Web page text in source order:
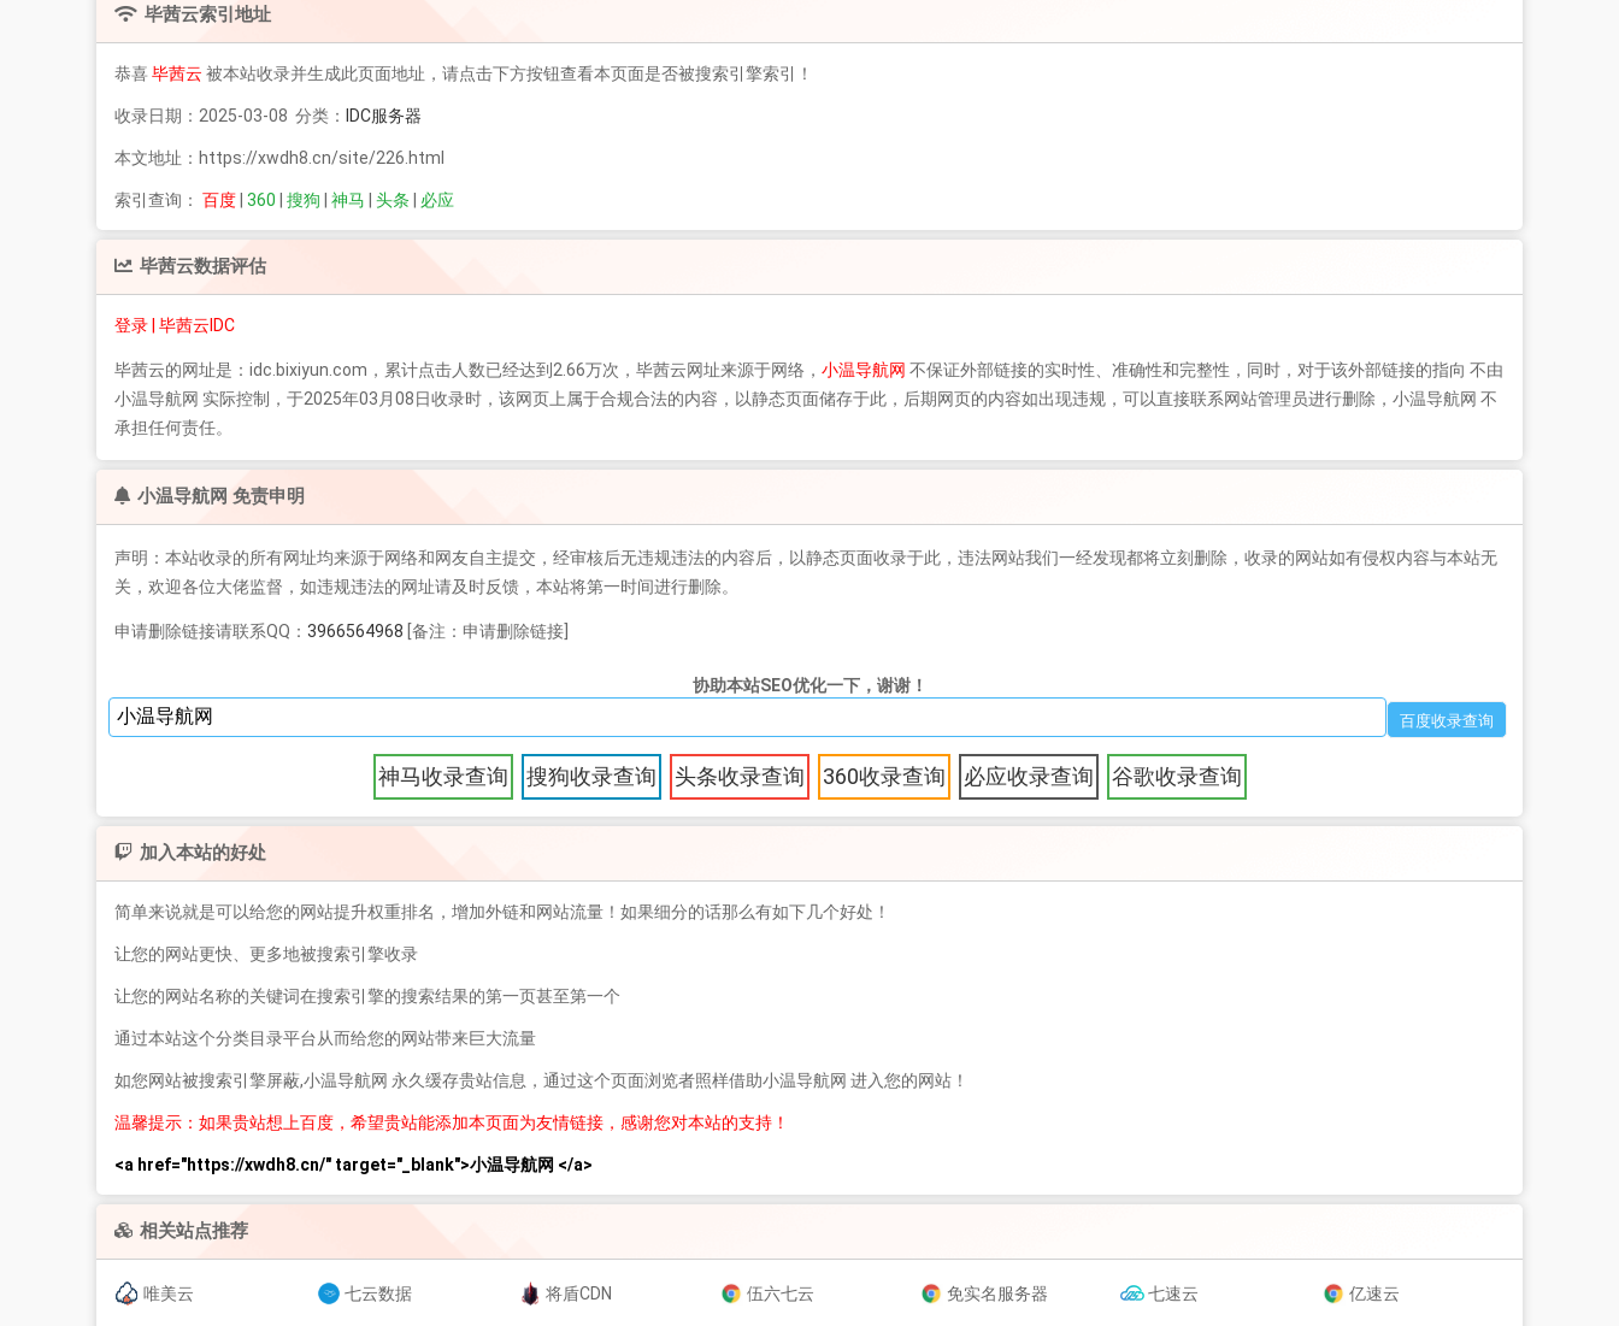
毕茜云索引地址
恭喜毕茜云 被本站收录并生成此页面地址，请点击下方按钮查看本页面是否被搜索引擎索引！
收录日期：2025-03-08 分类： IDC服务器
本文地址：https://xwdh8.cn/site/226.html
索引查询： 百度 360 搜狗 神马 头条 必应
毕茜云数据评估
登录 | 毕茜云IDC
毕茜云的网址是：idc.bixiyun.com，累计点击人数已经达到2.66万次， 毕茜云网址来源于网络， 小温导航网 不保证外部链接的实时性、准确性和完整性，同时，对于该外部链接的指向 不由
小温导航网 实际控制，于2025年03月08日收录时，该网页上属于合规合法的内容，以静态页面储存于此，后期网页的内容如出现违规，可以直接联系网站管理员进行删除，小温导航网 不
承担任何责任。
小温导航网 免责申明
声明：本站收录的所有网址均来源于网络和网友自主提交，经审核后无违规违法的内容后，以静态页面收录于此，违法网站我们一经发现都将立刻删除，收录的网站如有侵权内容与本站无
关，欢迎各位大佬监督，如违规违法的网址请及时反馈，本站将第一时间进行删除。
申请删除链接请联系QQ： 3966564968 [备注：申请删除链接]
协助本站SEO优化一下，谢谢！
神马收录查询 搜狗收录查询 头条收录查询 360收录查询 必应收录查询 谷歌收录查询
加入本站的好处
简单来说就是可以给您的网站提升权重排名，增加外链和网站流量！如果细分的话那么有如下几个好处！
让您的网站更快、更多地被搜索引擎收录
让您的网站名称的关键词在搜索引擎的搜索结果的第一页甚至第一个
通过本站这个分类目录平台从而给您的网站带来巨大流量
如您网站被搜索引擎屏蔽,小温导航网 永久缓存贵站信息，通过这个页面浏览者照样借助小温导航网 进入您的网站！
温馨提示：如果贵站想上百度，希望贵站能添加本页面为友情链接，感谢您对本站的支持！
<a href="https://xwdh8.cn/" target="_blank">小温导航网 </a>
相关站点推荐
唯美云 七云数据 将盾CDN 伍六七云 免实名服务器 七速云 亿速云